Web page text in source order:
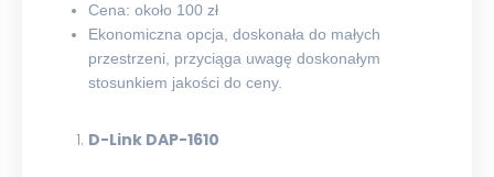
Cena: około 100 zł
Ekonomiczna opcja, doskonała do małych
przestrzeni, przyciąga uwagę doskonałym
stosunkiem jakości do ceny.
D-Link DAP-1610